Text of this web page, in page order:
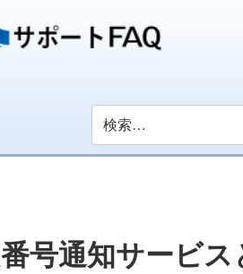
号通知サービス